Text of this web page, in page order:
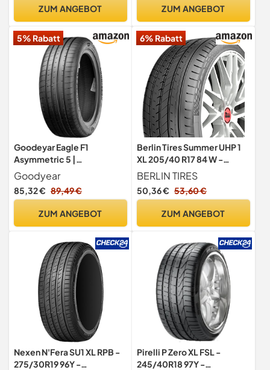
ZUM ANGEBOT ZUM ANGEBOT
5% Rabatt
Goodeyar Eagle F1
Asymmetric 5 |
Sommerreifen
Goodyear
85,32 € 89,49 €
ZUM ANGEBOT
6% Rabatt
Berlin Tires Summer UHP 1
XL 205/40 R17 84 W -
C/B/72dB Sommerreifen
BERLIN TIRES
50,36 € 53,60 €
ZUM ANGEBOT
Nexen N'Fera SU1 XL RPB -
275/30R19 96Y -
Pirelli P Zero XL FSL -
245/40R18 97Y -